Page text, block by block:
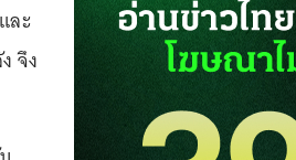
ละ
จึง